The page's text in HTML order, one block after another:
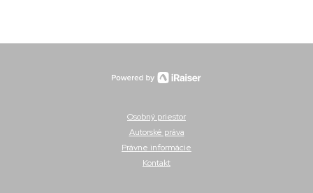
Osobný priestor
Autorské práva
Právne informácie
Kontakt